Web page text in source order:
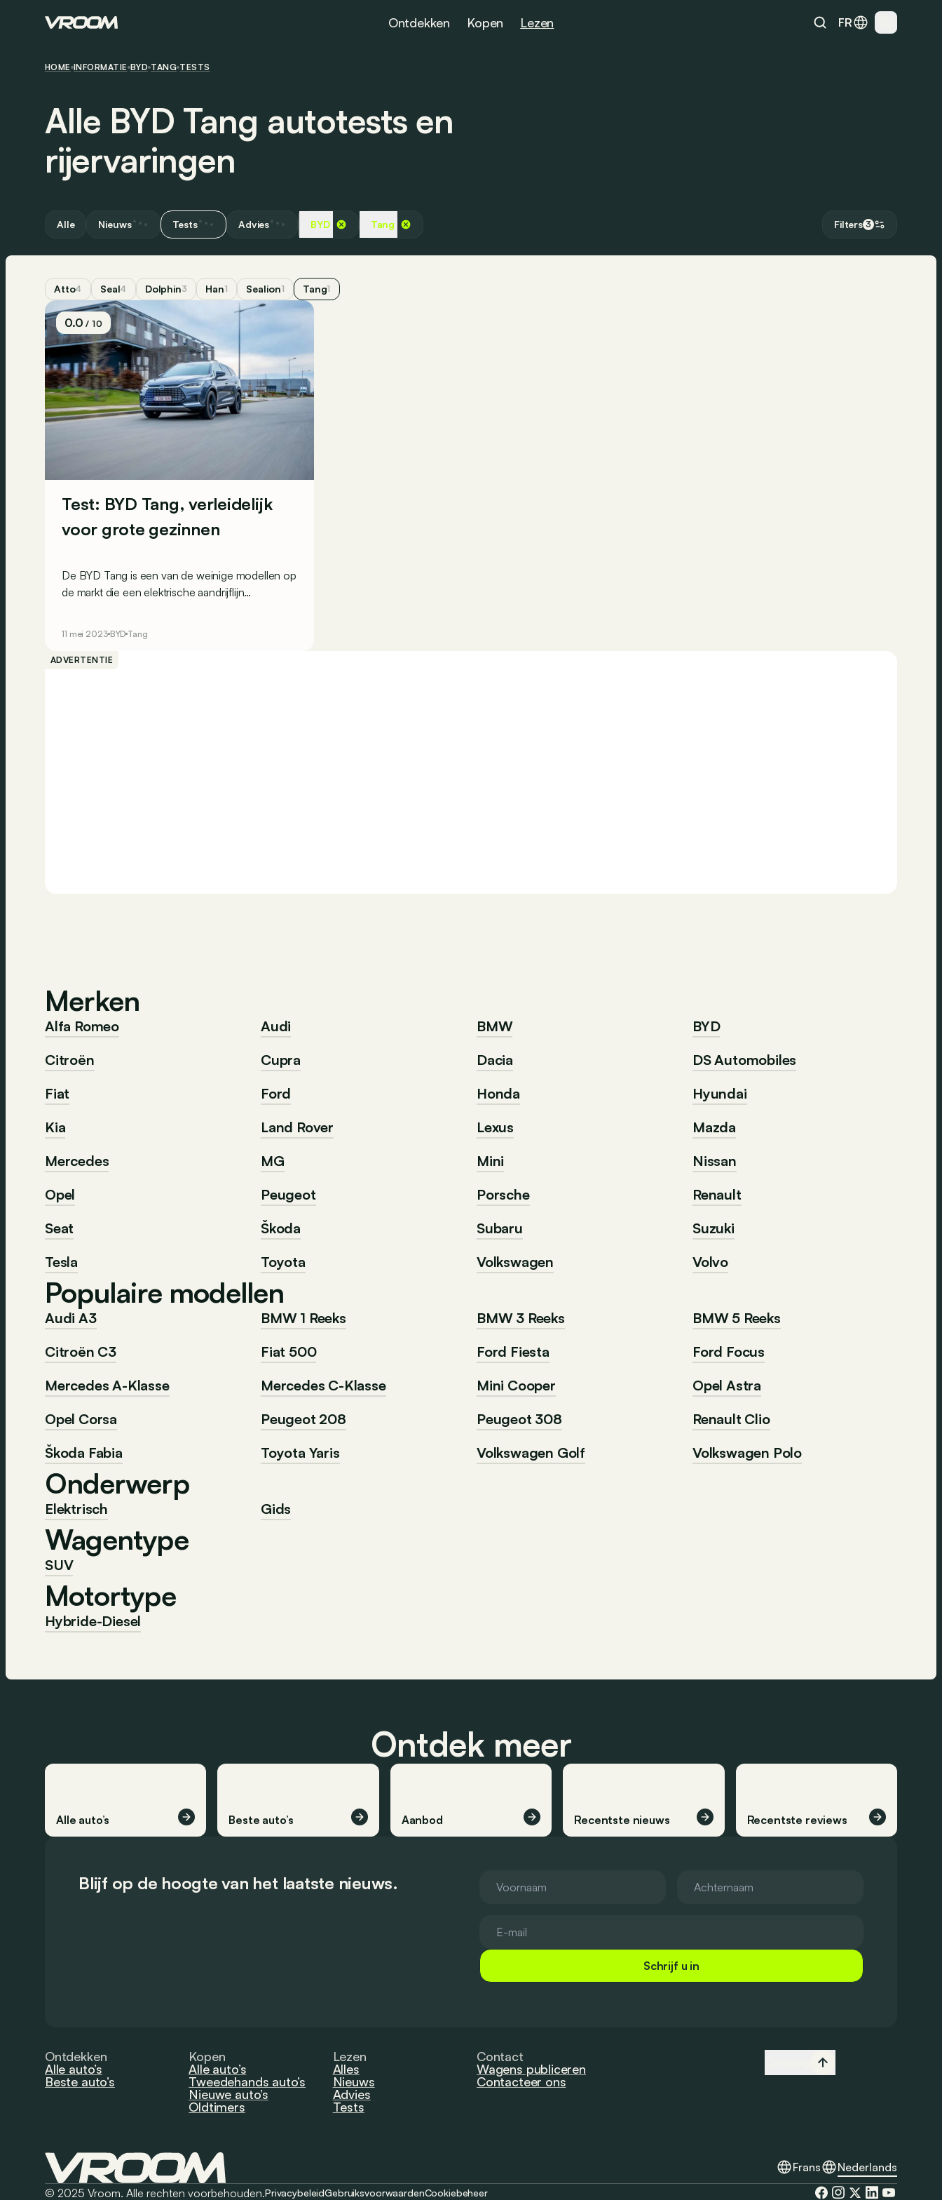
Ontdekken Kopen Lezen FR
HOME INFORMATIE BYD TANG TESTS
Alle BYD Tang autotests en
rijervaringen
Alle Nieuws Tests Advies BYD Tang Filters 3
Atto4 Seal4 Dolphin3 Han1 Sealion1 Tang1
0.0/ 10
Test: BYD Tang, verleidelijk
voor grote gezinnen
De BYD Tang is een van de weinige modellen op
de markt die een elektrische aandrijflijn
11 mei 2023 BYD Tang
ADVERTENTIE
Merken
Alfa Romeo Audi BMW
BYD
Citroën
Cupra Dacia
DS Automobiles
Fiat
Ford Honda
Hyundai
Kia
Land Rover Lexus
Mazda
Mercedes
MG Mini
Nissan
Opel
Peugeot Porsche
Renault
Seat
Škoda Subaru
Suzuki
Tesla
Toyota Volkswagen Volvo
Populaire modellen
Audi A3 BMW 1 Reeks BMW 3 Reeks
BMW 5 Reeks
Citroën C3
Fiat 500 Ford Fiesta
Ford Focus
Mercedes A-Klasse
Mercedes C-Klasse Mini Cooper
Opel Astra
Opel Corsa
Peugeot 208 Peugeot 308
Renault Clio
Škoda Fabia
Toyota Yaris Volkswagen Golf Volkswagen Polo
Onderwerp
Elektrisch Gids
Wagentype
SUV
Motortype
Hybride-Diesel
Ontdek meer
Alle auto’s Beste auto’s Aanbod Recentste nieuws Recentste reviews
Blijf op de hoogte van het laatste nieuws.
Schrijf u in
Ontdekken
Alle auto’s
Beste auto’s
Kopen
Alle auto’s
Tweedehands auto’s
Nieuwe auto’s
Oldtimers
Lezen
Alles
Nieuws
Advies
Tests
Contact
Wagens publiceren
Contacteer ons
Frans
Nederlands
© 2025 Vroom. Alle rechten voorbehouden.PrivacybeleidGebruiksvoorwaardenCookiebeheer